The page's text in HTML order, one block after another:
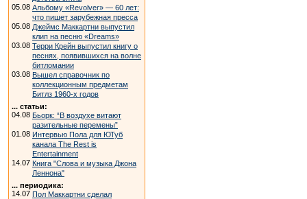
05.08 Альбому «Revolver» — 60 лет:
что пишет зарубежная пресса
05.08 Джеймс Маккартни выпустил
клип на песню «Dreams»
03.08 Терри Крейн выпустил книгу о
песнях, появившихся на волне
битломании
03.08 Вышел справочник по
коллекционным предметам
Битлз 1960-х годов
... статьи:
04.08 Бьорк: “В воздухе витают
разительные перемены”
01.08 Интервью Пола для ЮТуб
канала The Rest is
Entertainment
14.07 Книга "Слова и музыка Джона
Леннона"
... периодика:
14.07 Пол Маккартни сделал